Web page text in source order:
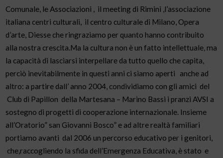
Comunale, le Associazioni , il meeting di Rimini ,l’associazione
italiana centri culturali, il centro culturale di Milano, Opera
d’arte, Diesse che ringraziamo per quanto hanno contribuito
alla nostra crescita.Ma la cultura non è un fatto intellettuale, ma
la capacità di lasciarsi interpellare da tutto quello che capita,
perciò inevitabilmente in questi anni ci siamo aperti anche ad
altro: a partire dall’ anno 2004, condividiamo con gli amici del
Club di Papillon della Martesana – Marino Bassi i pranzi AVSI a
sostegno di progetti di cooperazione internazionale. Insieme
all’Oratorio” san Giovanni Bosco” e ad altre realtà familiari
portiamo avanti dal 2006 un percorso educativo per i genitori,
che,raccogliendo la sfida dell’Emergenza Educativa, è stato e